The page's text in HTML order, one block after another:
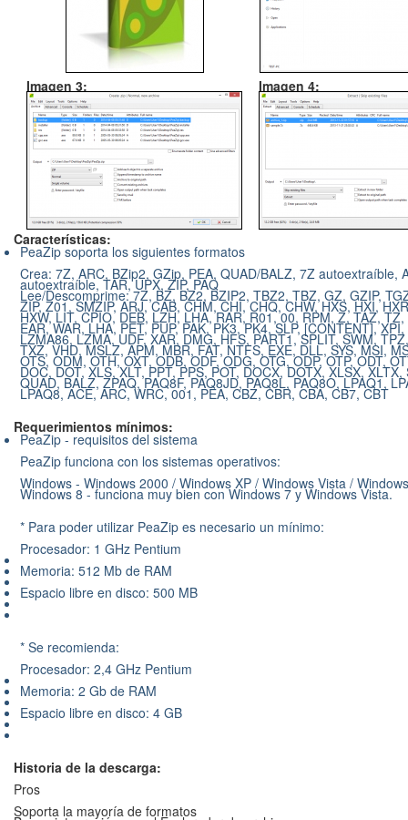
Imagen 3: Imagen 4:
Características:
PeaZip soporta los siguientes formatos
Crea: 7Z, ARC, BZip2, GZip, PEA, QUAD/BALZ, 7Z autoextraíble,
autoextraíble, TAR, UPX, ZIP, PAQ
Lee/Descomprime: 7Z, BZ, BZ2, BZIP2, TBZ2, TBZ, GZ, GZIP,
ZIP, Z01, SMZIP, ARJ, CAB, CHM, CHI, CHQ, CHW, HXS, HXI,
HXW, LIT, CPIO, DEB, LZH, LHA, RAR, R01, 00, RPM, Z, TAZ,
EAR, WAR, LHA, PET, PUP, PAK, PK3, PK4, SLP, [CONTENT],
LZMA86, LZMA, UDF, XAR, DMG, HFS, PART1, SPLIT, SWM,
TXZ, VHD, MSLZ, APM, MBR, FAT, NTFS, EXE, DLL, SYS, MSI,
OTS, ODM, OTH, OXT, ODB, ODF, ODG, OTG, ODP, OTP, ODT,
DOC, DOT, XLS, XLT, PPT, PPS, POT, DOCX, DOTX, XLSX, XLTX,
QUAD, BALZ, ZPAQ, PAQ8F, PAQ8JD, PAQ8L, PAQ8O, LPAQ1,
LPAQ8, ACE, ARC, WRC, 001, PEA, CBZ, CBR, CBA, CB7, CBT
Requerimientos mínimos:
PeaZip - requisitos del sistema
PeaZip funciona con los sistemas operativos:
Windows - Windows 2000 / Windows XP / Windows Vista /
Windows 8 - funciona muy bien con Windows 7 y Windows Vista.
* Para poder utilizar PeaZip es necesario un mínimo:
Procesador: 1 GHz Pentium
Memoria: 512 Mb de RAM
Espacio libre en disco: 500 MB
* Se recomienda:
Procesador: 2,4 GHz Pentium
Memoria: 2 Gb de RAM
Espacio libre en disco: 4 GB
Historia de la descarga:
Pros
Soporta la mayoría de formatos